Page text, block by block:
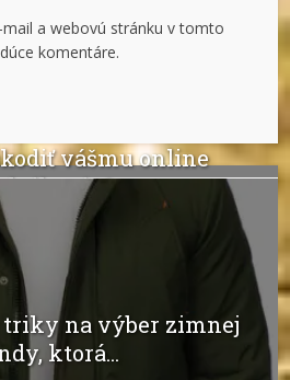
a webovú stránku v tomto
komentáre.
vášmu online
triky na výber zimnej
ktorá...